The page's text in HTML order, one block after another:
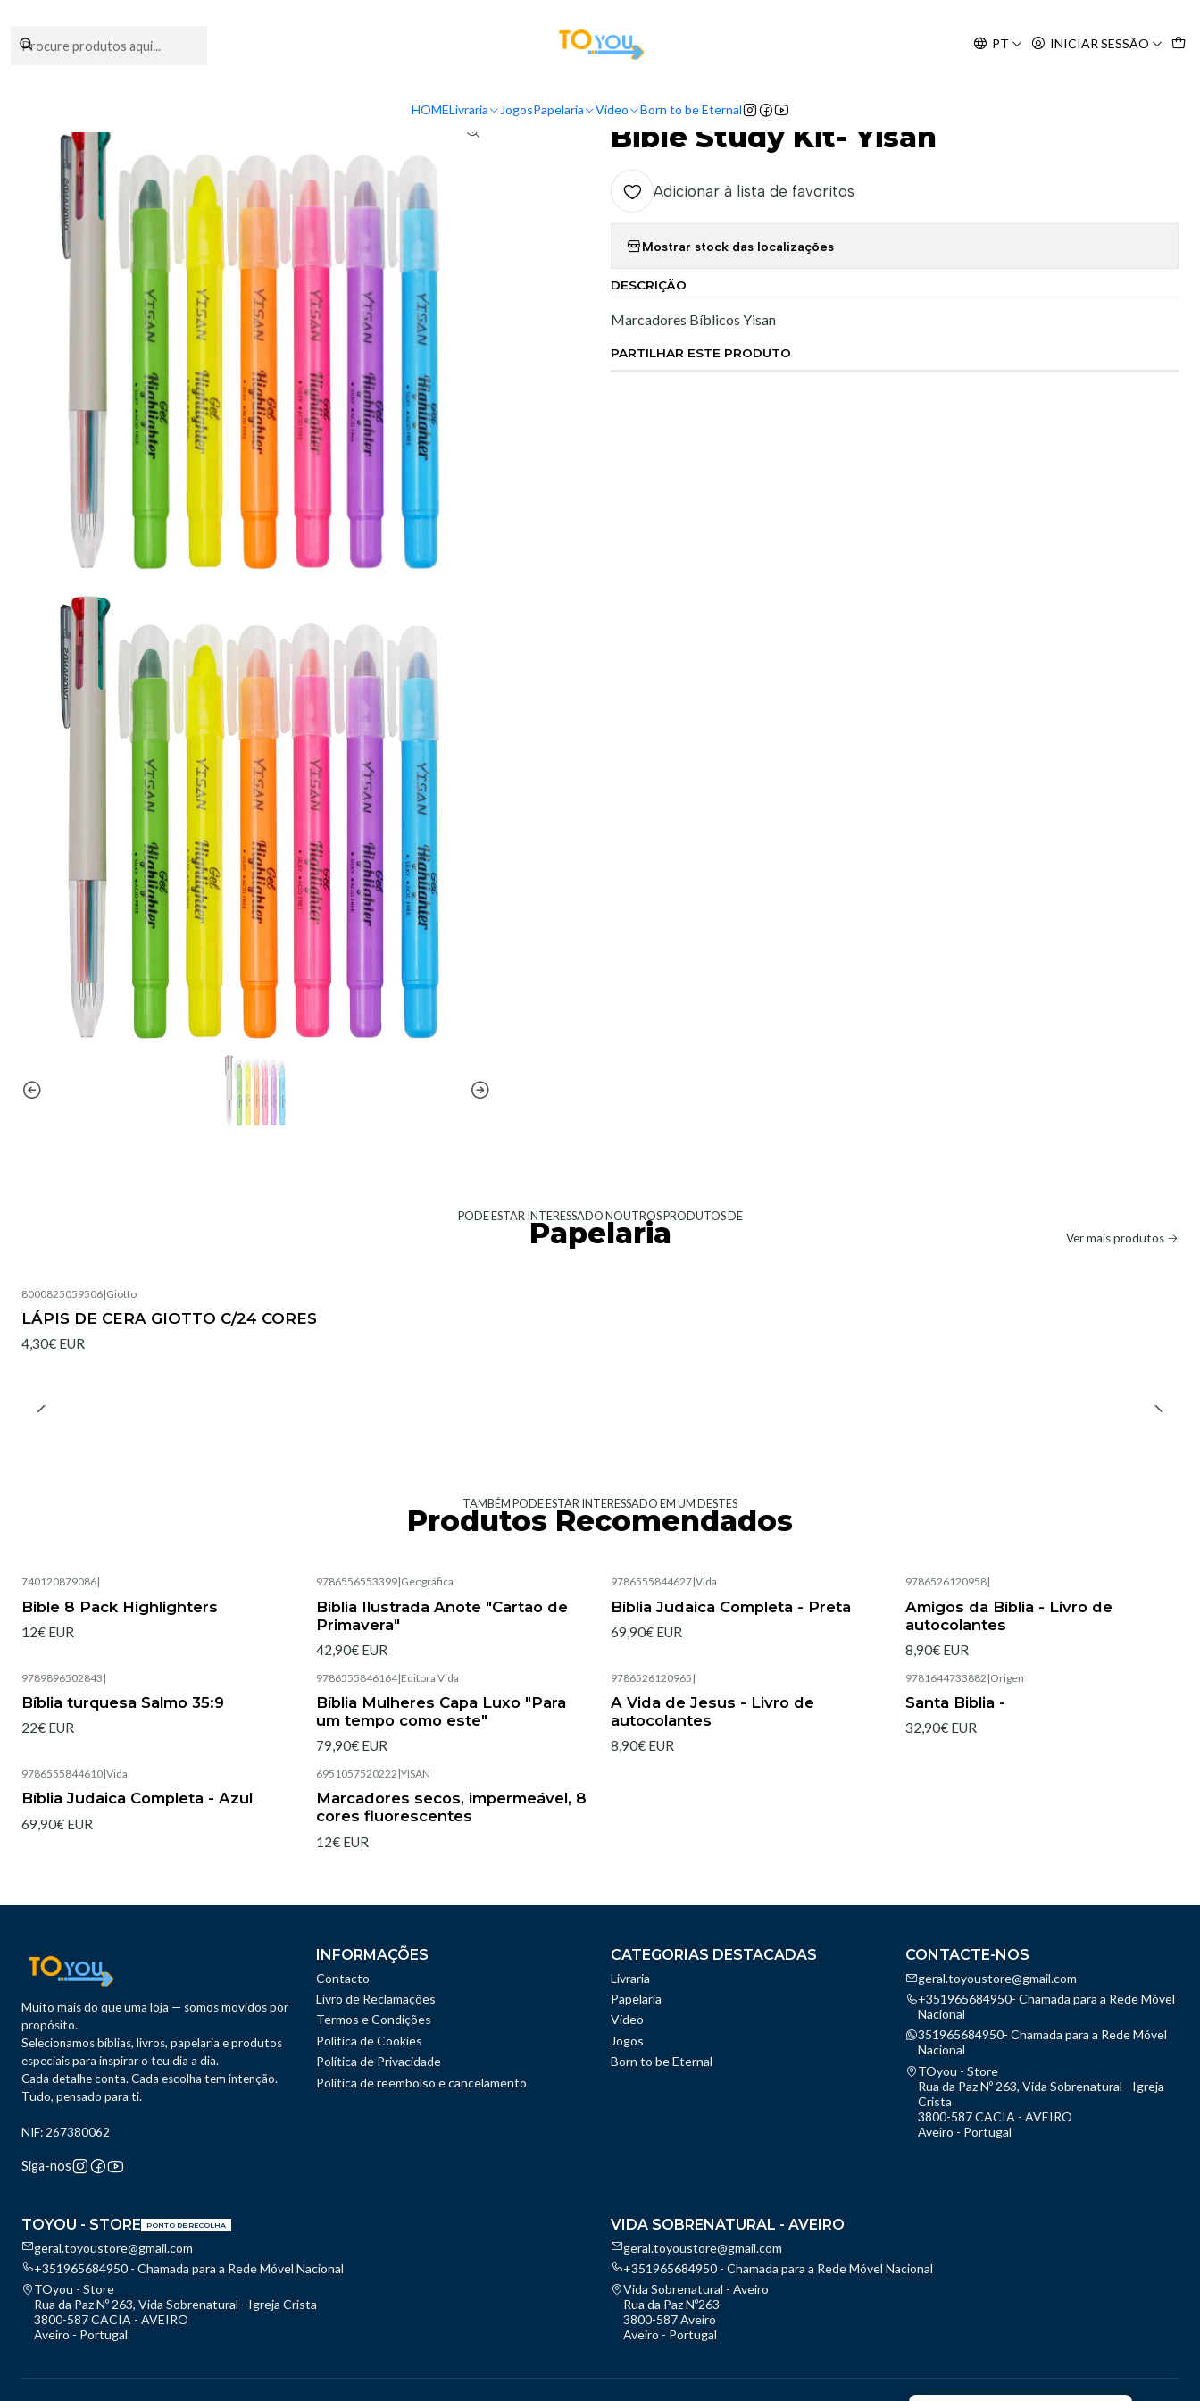
PT INICIAR SESSÃO
HOMELivraria JogosPapelaria Vídeo Born to be Eternal
Bible Study Kit- Yisan
|
Bible Study Kit- Yisan
Adicionar à lista de favoritos
Mostrar stock das localizações
DESCRIÇÃO
Marcadores Bíblicos Yisan
PARTILHAR ESTE PRODUTO
PODE ESTAR INTERESSADO NOUTROS PRODUTOS DE
Papelaria Ver mais produtos
8000825059506|Giotto
LÁPIS DE CERA GIOTTO C/24 CORES
4,30€ EUR
TAMBÉM PODE ESTAR INTERESSADO EM UM DESTES
Produtos Recomendados
740120879086|
Bible 8 Pack Highlighters
12€ EUR
9786556553399|Geográfica
Bíblia Ilustrada Anote "Cartão de
Primavera"
42,90€ EUR
9786555844627|Vida
Bíblia Judaica Completa - Preta
69,90€ EUR
9786526120958|
Amigos da Bíblia - Livro de
autocolantes
8,90€ EUR
9789896502843 |
Bíblia turquesa Salmo 35:9
22€ EUR
9786555846164|Editora Vida
Bíblia Mulheres Capa Luxo "Para
um tempo como este"
79,90€ EUR
9786526120965 |
A Vida de Jesus - Livro de
autocolantes
8,90€ EUR
9781644733882 |Origen
Santa Biblia -
32,90€ EUR
9786555844610|Vida
Bíblia Judaica Completa - Azul
69,90€ EUR
6951057520222 |YISAN
Marcadores secos, impermeável, 8
cores fluorescentes
12€ EUR
Muito mais do que uma loja — somos movidos por
propósito.
Selecionamos bíblias, livros, papelaria e produtos
especiais para inspirar o teu dia a dia.
Cada detalhe conta. Cada escolha tem intenção.
Tudo, pensado para ti.
NIF: 267380062
Siga-nos
INFORMAÇÕES
Contacto
Livro de Reclamações
Termos e Condições
Política de Cookies
Política de Privacidade
Politica de reembolso e cancelamento
CATEGORIAS DESTACADAS
Livraria
Papelaria
Vídeo
Jogos
Born to be Eternal
CONTACTE-NOS
geral.toyoustore@gmail.com
+351965684950- Chamada para a Rede Móvel
Nacional
351965684950- Chamada para a Rede Móvel
Nacional
TOyou - Store
Rua da Paz Nº 263, Vida Sobrenatural - Igreja
Crista
3800-587 CACIA - AVEIRO
Aveiro - Portugal
TOYOU - STORE PONTO DE RECOLHA
geral.toyoustore@gmail.com
+351965684950 - Chamada para a Rede Móvel Nacional
TOyou - Store
Rua da Paz Nº 263, Vida Sobrenatural - Igreja Crista
3800-587 CACIA - AVEIRO
Aveiro - Portugal
VIDA SOBRENATURAL - AVEIRO
geral.toyoustore@gmail.com
+351965684950 - Chamada para a Rede Móvel Nacional
Vida Sobrenatural - Aveiro
Rua da Paz Nº263
3800-587 Aveiro
Aveiro - Portugal